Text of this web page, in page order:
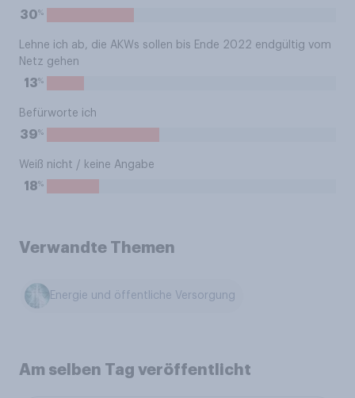
30%
Lehne ich ab, die AKWs sollen bis Ende 2022 endgültig vom
Netz gehen
13%
Befürworte ich
39%
Weiß nicht / keine Angabe
18%
Verwandte Themen
Energie und öffentliche Versorgung
Am selben Tag veröffentlicht